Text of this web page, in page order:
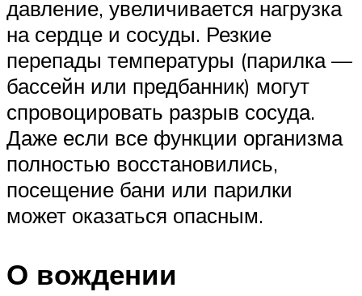
давление, увеличивается нагрузка
на сердце и сосуды. Резкие
перепады температуры (парилка —
бассейн или предбанник) могут
спровоцировать разрыв сосуда.
Даже если все функции организма
полностью восстановились,
посещение бани или парилки
может оказаться опасным.
О вождении